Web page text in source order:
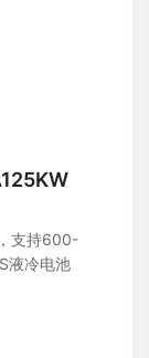
支持600-
液冷电池